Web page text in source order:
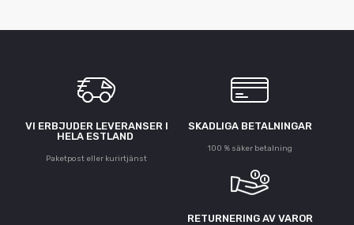
VI ERBJUDER LEVERANSER I
HELA ESTLAND
Paketpost eller kurirtjänst
SKADLIGA BETALNINGAR
100 % säker betalning
RETURNERING AV VAROR